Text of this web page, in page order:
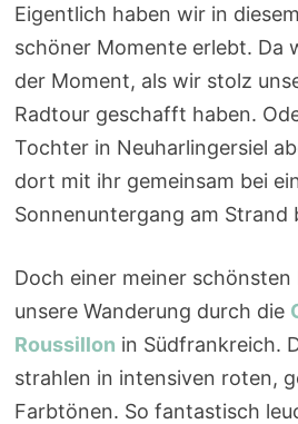
Eigentlich haben wir in
schöner Momente erlebt. Da
der Moment, als wir stolz
Radtour geschafft haben.
Tochter in Neuharlingersiel
dort mit ihr gemeinsam bei
Sonnenuntergang am Strand
Doch einer meiner
unsere Wanderung durch die
Roussillon in Südfrankreich.
strahlen in intensiven roten,
Farbtönen. So fantastisch